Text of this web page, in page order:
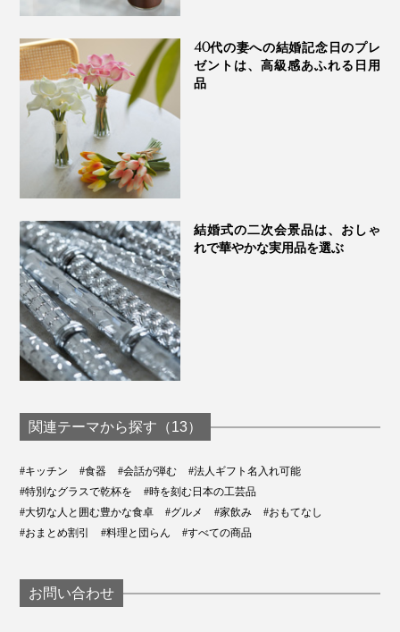
40代の妻への結婚記念日のプレ
ゼントは、高級感あふれる日用
品
結婚式の二次会景品は、おしゃ
れで華やかな実用品を選ぶ
関連テーマから探す（13）
#キッチン #食器 #会話が弾む
#法人ギフト名入れ可能
#特別なグラスで乾杯を
#時を刻む日本の工芸品
#大切な人と囲む豊かな食卓
#グルメ #家飲み
#おもてなし
#おまとめ割引
#料理と団らん #すべての商品
お問い合わせ